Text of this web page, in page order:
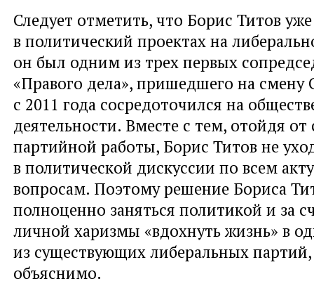
Следует отметить, что Борис Титов уже
в политический проектах на
он был одним из трех первых
«Правого дела», пришедшего на смену
с 2011 года сосредоточился на
деятельности. Вместе с тем, отойдя от
партийной работы, Борис Титов не
в политической дискуссии по всем
вопросам. Поэтому решение Бориса
полноценно заняться политикой и за
личной харизмы «вдохнуть жизнь» в
из существующих либеральных
объяснимо.